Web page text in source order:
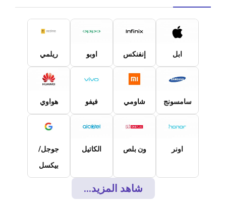
ابل إنفنكس اوبو ريلمي
سامسونج شاومي فيفو هواوي
اونر ون بلص الكاتيل
جوجل/
بيكسل
شاهد المزيد...